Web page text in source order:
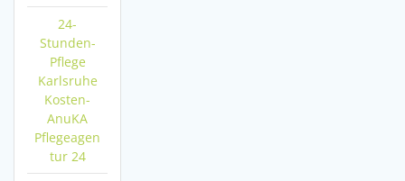
24-
Stunden-
Pflege
Karlsruhe
Kosten-
AnuKA
Pflegeagen
tur 24